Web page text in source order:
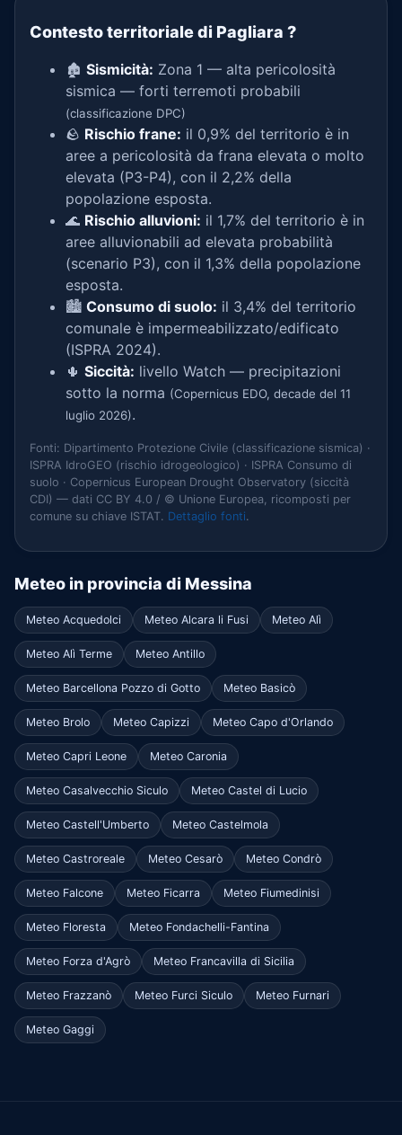
Contesto territoriale di Pagliara ?
🏚️ Sismicità: Zona 1 — alta pericolosità
sismica — forti terremoti probabili
(classificazione DPC)
🪨 Rischio frane: il 0,9% del territorio è in
aree a pericolosità da frana elevata o molto
elevata (P3-P4), con il 2,2% della
popolazione esposta.
🌊 Rischio alluvioni: il 1,7% del territorio è in
aree alluvionabili ad elevata probabilità
(scenario P3), con il 1,3% della popolazione
esposta.
🏙️ Consumo di suolo: il 3,4% del territorio
comunale è impermeabilizzato/edificato
(ISPRA 2024).
🌵 Siccità: livello Watch — precipitazioni
sotto la norma (Copernicus EDO, decade del 11
luglio 2026).
Fonti: Dipartimento Protezione Civile (classificazione sismica) ·
ISPRA IdroGEO (rischio idrogeologico) · ISPRA Consumo di
suolo · Copernicus European Drought Observatory (siccità
CDI) — dati CC BY 4.0 / © Unione Europea, ricomposti per
comune su chiave ISTAT. Dettaglio fonti.
Meteo in provincia di Messina
Meteo Acquedolci Meteo Alcara li Fusi Meteo Alì
Meteo Alì Terme Meteo Antillo
Meteo Barcellona Pozzo di Gotto Meteo Basicò
Meteo Brolo Meteo Capizzi Meteo Capo d'Orlando
Meteo Capri Leone Meteo Caronia
Meteo Casalvecchio Siculo Meteo Castel di Lucio
Meteo Castell'Umberto Meteo Castelmola
Meteo Castroreale Meteo Cesarò Meteo Condrò
Meteo Falcone Meteo Ficarra Meteo Fiumedinisi
Meteo Floresta Meteo Fondachelli-Fantina
Meteo Forza d'Agrò Meteo Francavilla di Sicilia
Meteo Frazzanò Meteo Furci Siculo Meteo Furnari
Meteo Gaggi